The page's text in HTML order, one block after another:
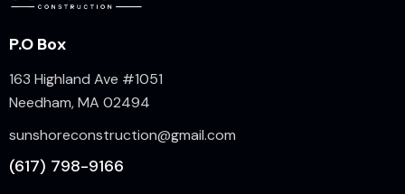
P.O Box
163 Highland Ave #1051
Needham, MA 02494
sunshoreconstruction@gmail.com
(617) 798-9166